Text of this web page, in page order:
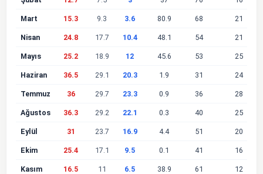
Mart 15.3 9.3 3.6 80.9 68 21
Nisan 24.8 17.7 10.4 48.1 54 21
Mayıs 25.2 18.9 12 45.6 53 25
Haziran 36.5 29.1 20.3 1.9 31 24
Temmuz 36 29.7 23.3 0.9 36 28
Ağustos 36.3 29.2 22.1 0.3 40 25
Eylül 31 23.7 16.9 4.4 51 20
Ekim 25.4 17.1 9.5 0.1 41 16
Kasım 16.5 11 6.5 38.9 61 12